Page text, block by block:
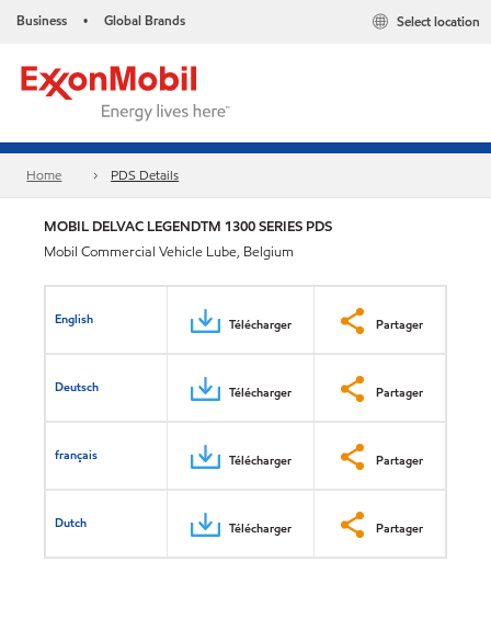
Business • Global Brands Select location
Home PDS Details
MOBIL DELVAC LEGENDTM 1300 SERIES PDS
Mobil Commercial Vehicle Lube, Belgium
English Télécharger Partager
Deutsch Télécharger Partager
français Télécharger Partager
Dutch Télécharger Partager